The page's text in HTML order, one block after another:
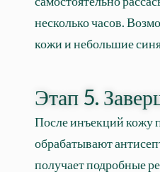
несколько часов.
кожи и небольшие
Этап 5.
После инъекций кожу
обрабатывают
получает подробные